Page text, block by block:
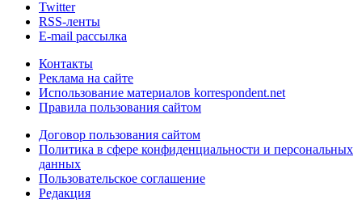
Twitter
RSS-ленты
E-mail рассылка
Контакты
Реклама на сайте
Использование материалов korrespondent.net
Правила пользования сайтом
Договор пользования сайтом
Политика в сфере конфиденциальности и персональных
данных
Пользовательское соглашение
Редакция